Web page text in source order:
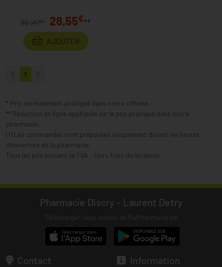
30,25€ * 28,55€**
AJOUTER
1
* Prix normalement pratiqué dans notre officine.
** Réduction en ligne appliquée sur le prix pratiqué dans notre
pharmacie.
(1) Les commandes sont préparées uniquement durant les heures
d’ouverture de la pharmacie.
Tous les prix incluent la TVA – Hors frais de livraison.
Pharmacie Discry - Laurent Detry
Contact Information